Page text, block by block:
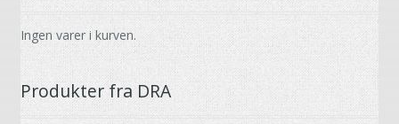
Ingen varer i kurven.
Produkter fra DRA